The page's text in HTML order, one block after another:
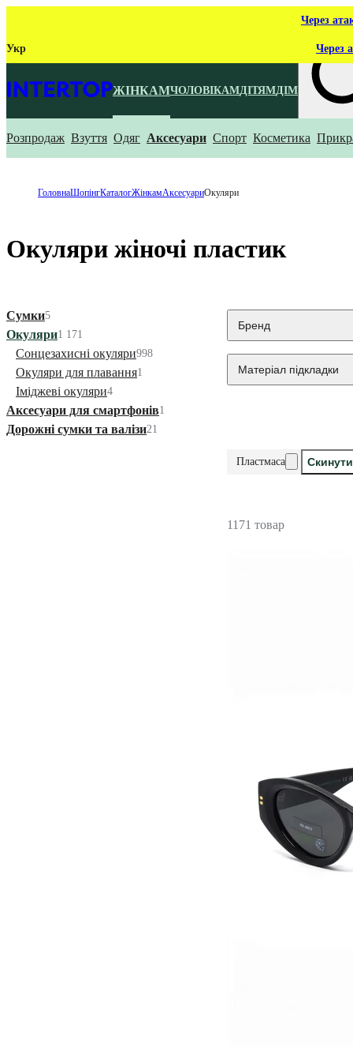
Через
Укр Через
ЖІНКАМЧОЛОВІКАМДІТЯМДІМ
Що ти
Розпродаж Взуття Одяг Аксесуари Спорт Косметика
ГоловнаШопінгКаталогЖінкамАксесуариОкуляри
Окуляри жіночі пластик
Сумки5
Окуляри1 171
Сонцезахисні окуляри998
Окуляри для плавання1
Іміджеві окуляри4
Аксесуари для смартфонів1
Дорожні сумки та валізи21
Бренд
Матеріал підкладки
Пластмаса
1171 товар